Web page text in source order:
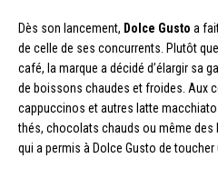
Dès son lancement, Dolce Gusto a
de celle de ses concurrents. Plutôt
café, la marque a décidé d’élargir sa
de boissons chaudes et froides. Aux
cappuccinos et autres latte
thés, chocolats chauds ou même
qui a permis à Dolce Gusto de toucher